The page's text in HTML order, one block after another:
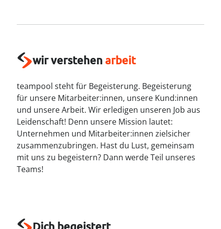
----
wir verstehen arbeit
teampool steht für Begeisterung. Begeisterung
für unsere Mitarbeiter:innen, unsere Kund:innen
und unsere Arbeit. Wir erledigen unseren Job aus
Leidenschaft! Denn unsere Mission lautet:
Unternehmen und Mitarbeiter:innen zielsicher
zusammenzubringen. Hast du Lust, gemeinsam
mit uns zu begeistern? Dann werde Teil unseres
Teams!
Dich begeistert